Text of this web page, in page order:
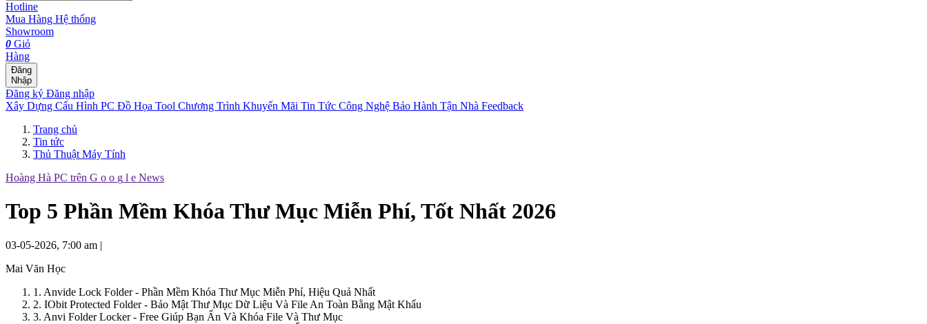
Hotline
Mua Hàng Hệ thống
Showroom
0 Giỏ
Hàng
Đăng
Nhập
Đăng ký Đăng nhập
Xây Dựng Cấu Hình PC Đồ Họa Tool Chương Trình Khuyến Mãi Tin Tức Công Nghệ Bảo Hành Tận Nhà Feedback
Trang chủ
Tin tức
Thủ Thuật Máy Tính
Hoàng Hà PC trên G o o g l e News
Top 5 Phần Mềm Khóa Thư Mục Miễn Phí, Tốt Nhất 2026
03-05-2026, 7:00 am |
Mai Văn Học
1. Anvide Lock Folder - Phần Mềm Khóa Thư Mục Miễn Phí, Hiệu Quả Nhất
2. IObit Protected Folder - Bảo Mật Thư Mục Dữ Liệu Và File An Toàn Bằng Mật Khẩu
3. Anvi Folder Locker - Free Giúp Bạn Ẩn Và Khóa File Và Thư Mục